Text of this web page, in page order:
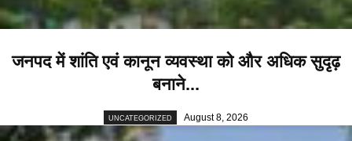
जनपद में शांति एवं कानून व्यवस्था को और अधिक सुदृढ़
बनाने...
UNCATEGORIZED August 8, 2026